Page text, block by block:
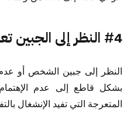
#4 النظر إلى الجبين تعني عدم الإهتمام
النظر إلى جبين الشخص أو
بشكل قاطع إلى عدم
المتعرجة التي تفيد الإنشغال